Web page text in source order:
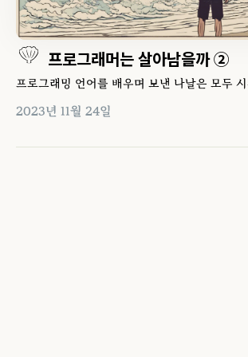
프로그래머는 살아남을까 ②
프로그래밍 언어를 배우며 보낸 나날은 모두
2023년 11월 24일